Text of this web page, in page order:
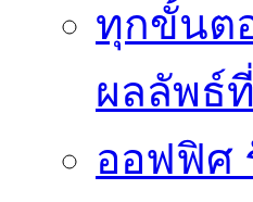
ทุกขั้นต
ผลลัพธ์
ออฟฟิศ